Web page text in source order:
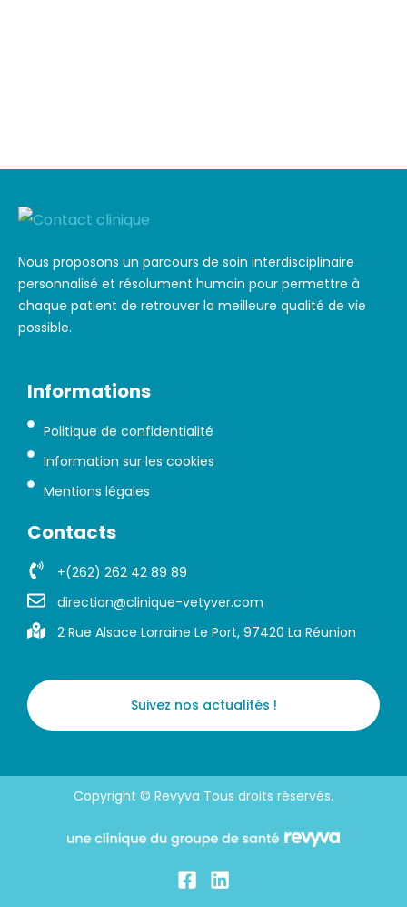
Nous proposons un parcours de soin interdisciplinaire
personnalisé et résolument humain pour permettre à
chaque patient de retrouver la meilleure qualité de vie
possible.
Informations
Politique de confidentialité
Information sur les cookies
Mentions légales
Contacts
+(262) 262 42 89 89
direction@clinique-vetyver.com
2 Rue Alsace Lorraine Le Port, 97420 La Réunion
Suivez nos actualités !
Copyright © Revyva Tous droits réservés.
F
a
L
i